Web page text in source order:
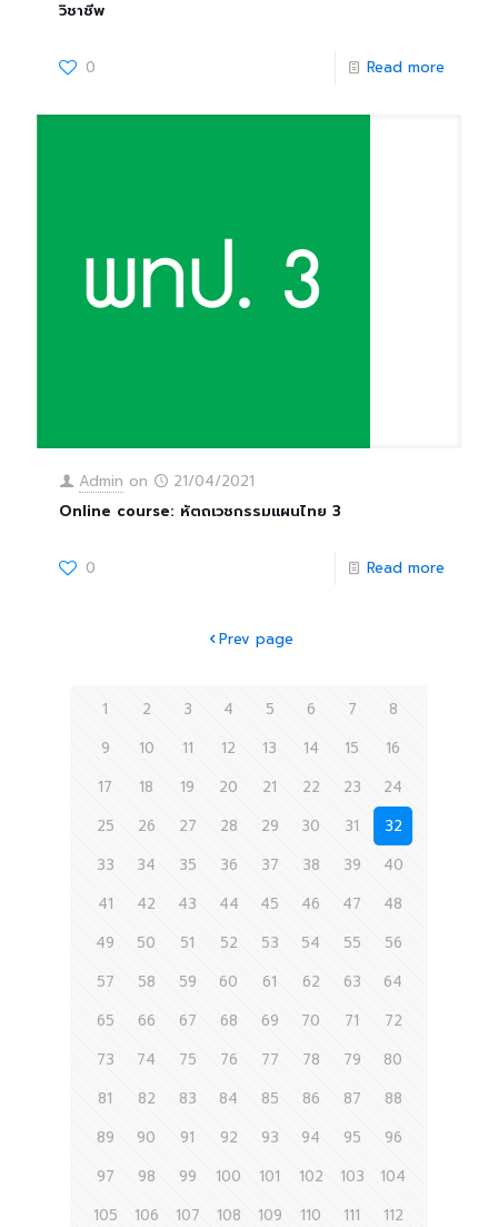
วิชาชีพ
0 Read more
Admin on
21/04/2021
Online course: หัตถเวชกรรมแผนไทย 3
0 Read more
Prev page
1 2 3 4 5 6 7
8
9
10 11 12 13 14 15
16
17
18 19 20 21 22 23
24
25
26 27 28 29 30 31
32
33
34 35 36 37 38 39
40
41
42 43 44 45 46 47
48
49
50 51 52 53 54 55
56
57
58 59 60 61 62 63
64
65
66 67 68 69 70 71
72
73
74 75 76 77 78 79
80
81
82 83 84 85 86 87
88
89
90 91 92 93 94 95
96
97
98 99 100 101 102 103
104
105
106 107 108 109 110 111
112